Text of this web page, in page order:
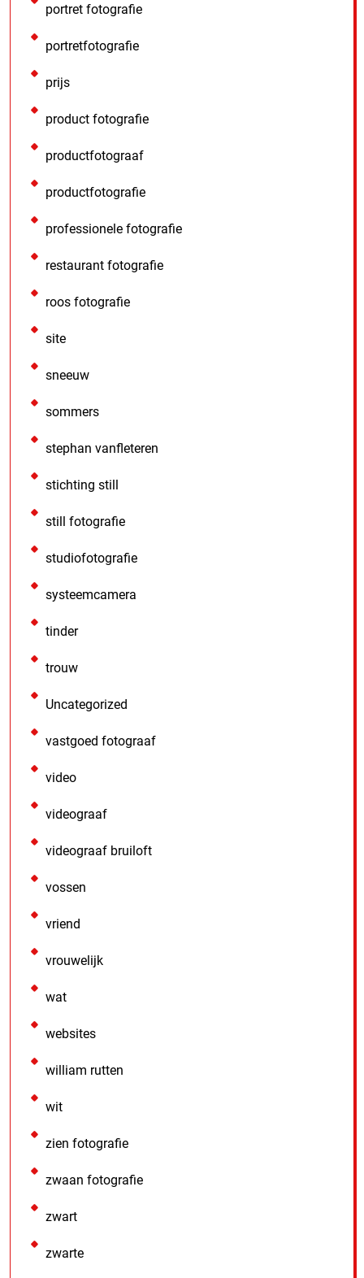
portret fotografie
portretfotografie
prijs
product fotografie
productfotograaf
productfotografie
professionele fotografie
restaurant fotografie
roos fotografie
site
sneeuw
sommers
stephan vanfleteren
stichting still
still fotografie
studiofotografie
systeemcamera
tinder
trouw
Uncategorized
vastgoed fotograaf
video
videograaf
videograaf bruiloft
vossen
vriend
vrouwelijk
wat
websites
william rutten
wit
zien fotografie
zwaan fotografie
zwart
zwarte